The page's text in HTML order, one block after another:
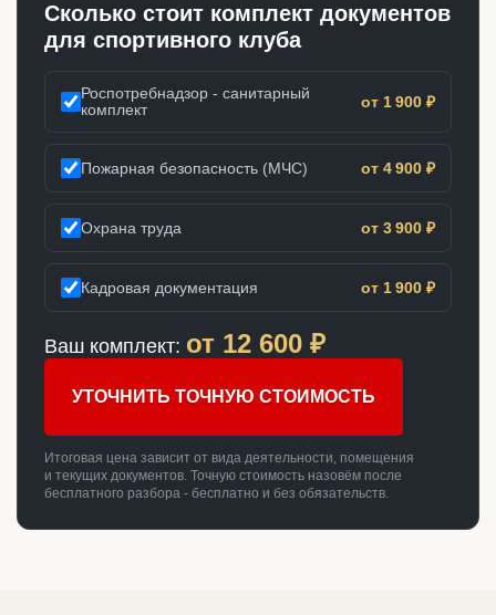
Сколько стоит комплект документов
для спортивного клуба
Роспотребнадзор - санитарный
комплект
от 1 900 ₽
Пожарная безопасность (МЧС) от 4 900 ₽
Охрана труда от 3 900 ₽
Кадровая документация от 1 900 ₽
Ваш комплект: от 12 600 ₽
УТОЧНИТЬ ТОЧНУЮ СТОИМОСТЬ
Итоговая цена зависит от вида деятельности, помещения
и текущих документов. Точную стоимость назовём после
бесплатного разбора - бесплатно и без обязательств.